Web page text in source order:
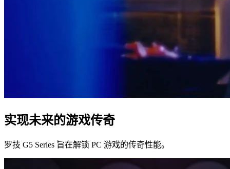
实现未来的游戏传奇
罗技 G5 Series 旨在解锁 PC 游戏的传奇性能。